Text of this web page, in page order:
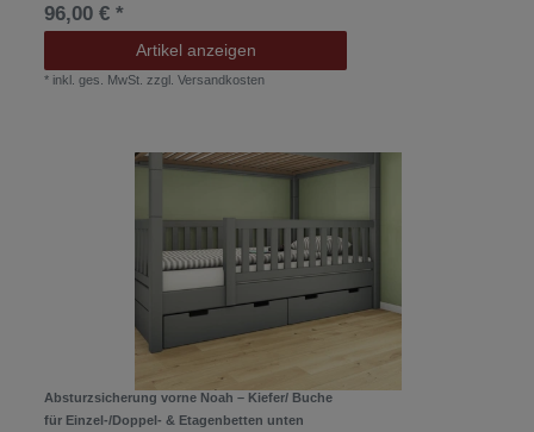
96,00 € *
Artikel anzeigen
* inkl. ges. MwSt. zzgl.Versandkosten
Absturzsicherung vorne Noah – Kiefer/ Buche
für Einzel-/Doppel- & Etagenbetten unten